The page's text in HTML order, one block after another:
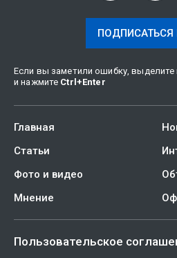
ПОДПИСАТЬСЯ
Если вы заметили ошибку, выделите
и нажмите Ctrl +Enter
Главная
Статьи
Фото и видео
Мнение
Пользовательское